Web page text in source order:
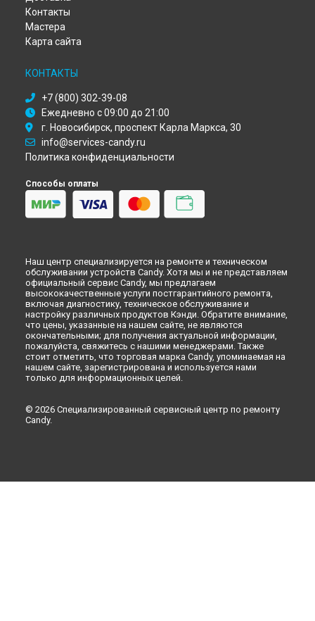
Ремонт духового шкафа Candy в
Ремонт духового шкафа Candy в
Ремонт духового шкафа Candy в
Ремонт духового шкафа Candy в
Контакты
Мастера
Карта сайта
КОНТАКТЫ
+7 (800) 302-39-08
Ежедневно с 09:00 до 21:00
г. Новосибирск, проспект Карла Маркса, 30
info@services-candy.ru
Политика конфиденциальности
Способы оплаты
Наш центр специализируется на ремонте и техническом
обслуживании устройств Candy. Хотя мы и не представляем
официальный сервис Candy, мы предлагаем
высококачественные услуги постгарантийного ремонта,
включая диагностику, техническое обслуживание и
настройку различных продуктов Кэнди. Обратите внимание,
что цены, указанные на нашем сайте, не являются
окончательными; для получения актуальной информации,
пожалуйста, свяжитесь с нашими менеджерами. Также
стоит отметить, что торговая марка Candy, упоминаемая на
нашем сайте, зарегистрирована и используется нами
только для информационных целей.
© 2026 Специализированный сервисный центр по ремонту
Candy.